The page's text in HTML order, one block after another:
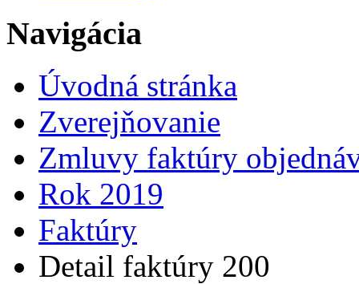
Navigácia
Úvodná stránka
Zverejňovanie
Zmluvy faktúry
Rok 2019
Faktúry
Detail faktúry 200